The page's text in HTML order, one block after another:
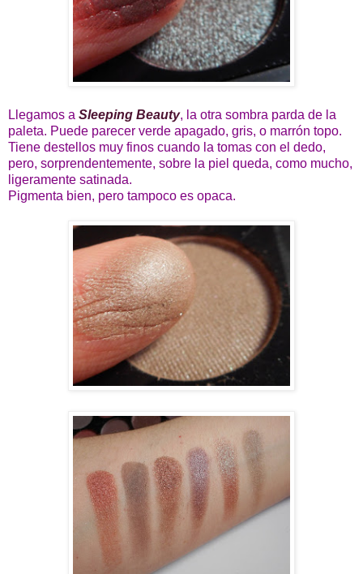
Llegamos a Sleeping Beauty, la otra sombra parda de la
paleta. Puede parecer verde apagado, gris, o marrón topo.
Tiene destellos muy finos cuando la tomas con el dedo,
pero, sorprendentemente, sobre la piel queda, como mucho,
ligeramente satinada.
Pigmenta bien, pero tampoco es opaca.